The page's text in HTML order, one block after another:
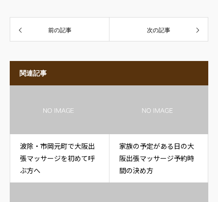
前の記事 次の記事
関連記事
波除・市岡元町で大阪出
張マッサージを初めて呼
ぶ方へ
家族の予定がある日の大
阪出張マッサージ予約時
間の決め方